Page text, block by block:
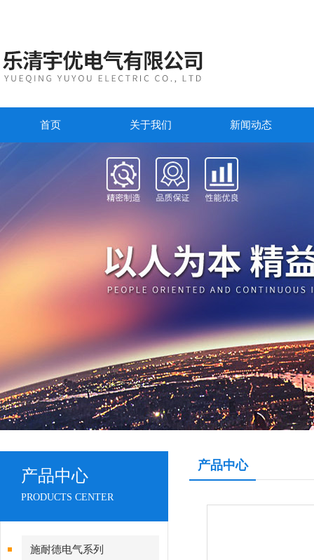
首页 关于我们 新闻动态
产品中心
PRODUCTS CENTER
施耐德电气系列
产品中心